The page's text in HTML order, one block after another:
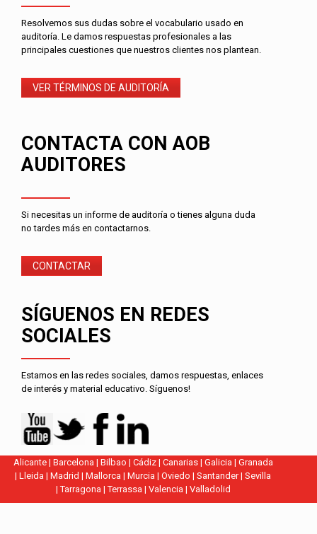
Resolvemos sus dudas sobre el vocabulario usado en
auditoría. Le damos respuestas profesionales a las
principales cuestiones que nuestros clientes nos plantean.
VER TÉRMINOS DE AUDITORÍA
CONTACTA CON AOB
AUDITORES
Si necesitas un informe de auditoría o tienes alguna duda
no tardes más en contactarnos.
CONTACTAR
SÍGUENOS EN REDES
SOCIALES
Estamos en las redes sociales, damos respuestas, enlaces
de interés y material educativo. Síguenos!
Alicante| Barcelona | Bilbao | Cádiz| Canarias| Galicia | Granada
|Lleida |Madrid |Mallorca |Murcia |Oviedo |Santander|Sevilla
|Tarragona |Terrassa | Valencia | Valladolid